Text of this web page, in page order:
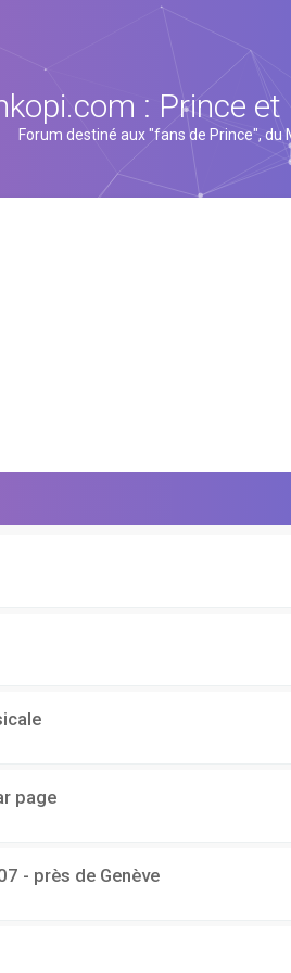
: Prince
Forum destiné aux "fans de Prince", du
page
- près de Genève